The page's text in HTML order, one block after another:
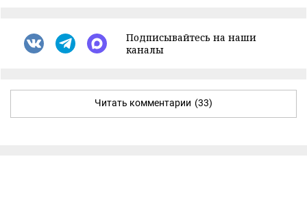
Подписывайтесь на наши
каналы
Читать комментарии (33)